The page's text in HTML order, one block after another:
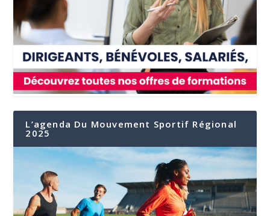
L’agenda Du Mouvement Sportif Régional
2025